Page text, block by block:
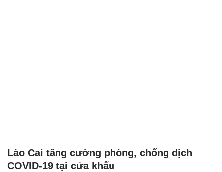
Lào Cai tăng cường phòng, chống dịch
COVID-19 tại cửa khẩu